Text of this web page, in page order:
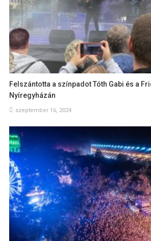
Felszántotta a színpadot Tóth Gabi és a
Nyíregyházán
szeptember 16, 2024